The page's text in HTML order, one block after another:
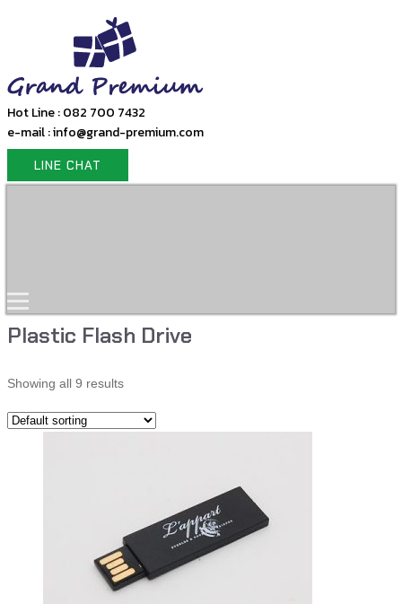
Hot Line : 082 700 7432
e-mail : info@grand-premium.com
LINE CHAT
Plastic Flash Drive
Showing all 9 results